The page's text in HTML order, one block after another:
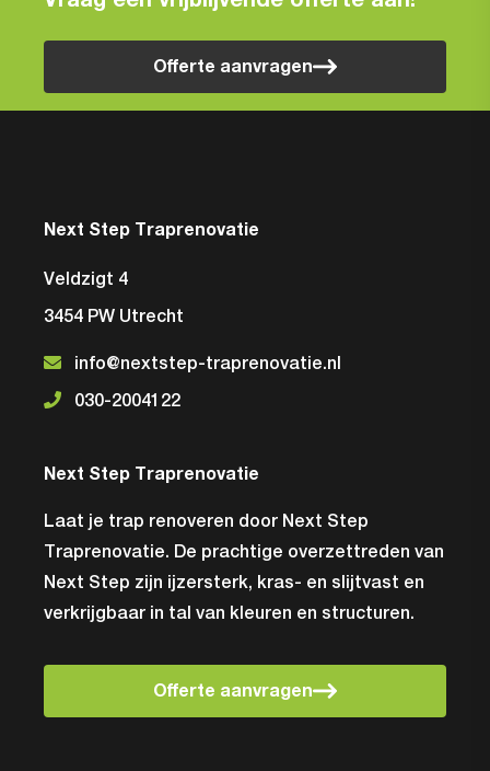
Offerte aanvragen
Next Step Traprenovatie
Veldzigt 4
3454 PW Utrecht
info@nextstep-traprenovatie.nl
030-2004122
Next Step Traprenovatie
Laat je trap renoveren door Next Step
Traprenovatie. De prachtige overzettreden van
Next Step zijn ijzersterk, kras- en slijtvast en
verkrijgbaar in tal van kleuren en structuren.
Offerte aanvragen